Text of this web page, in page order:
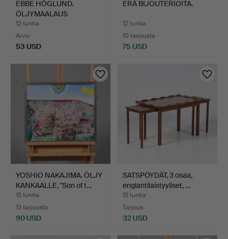
EBBE HÖGLUND.
ÖLJYMAALAUS
KANKAALLE, signe…
12 tuntia
Arvio
53 USD
ERÄ BIJOUTERIOITA.
12 tuntia
10 tarjousta
75 USD
YOSHIO NAKAJIMA. ÖLJY
KANKAALLE, "Son of t…
15 tuntia
13 tarjousta
90 USD
SATSPÖYDÄT, 3 osaa,
englantilaistyyliset, …
15 tuntia
Tarjous
32 USD